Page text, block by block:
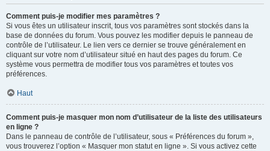
Comment puis-je modifier mes paramètres ?
Si vous êtes un utilisateur inscrit, tous vos paramètres sont stockés dans la
base de données du forum. Vous pouvez les modifier depuis le panneau de
contrôle de l’utilisateur. Le lien vers ce dernier se trouve généralement en
cliquant sur votre nom d’utilisateur situé en haut des pages du forum. Ce
système vous permettra de modifier tous vos paramètres et toutes vos
préférences.
Haut
Comment puis-je masquer mon nom d’utilisateur de la liste des utilisateurs
en ligne ?
Dans le panneau de contrôle de l’utilisateur, sous « Préférences du forum »,
vous trouverez l’option « Masquer mon statut en ligne ». Si vous activez cette